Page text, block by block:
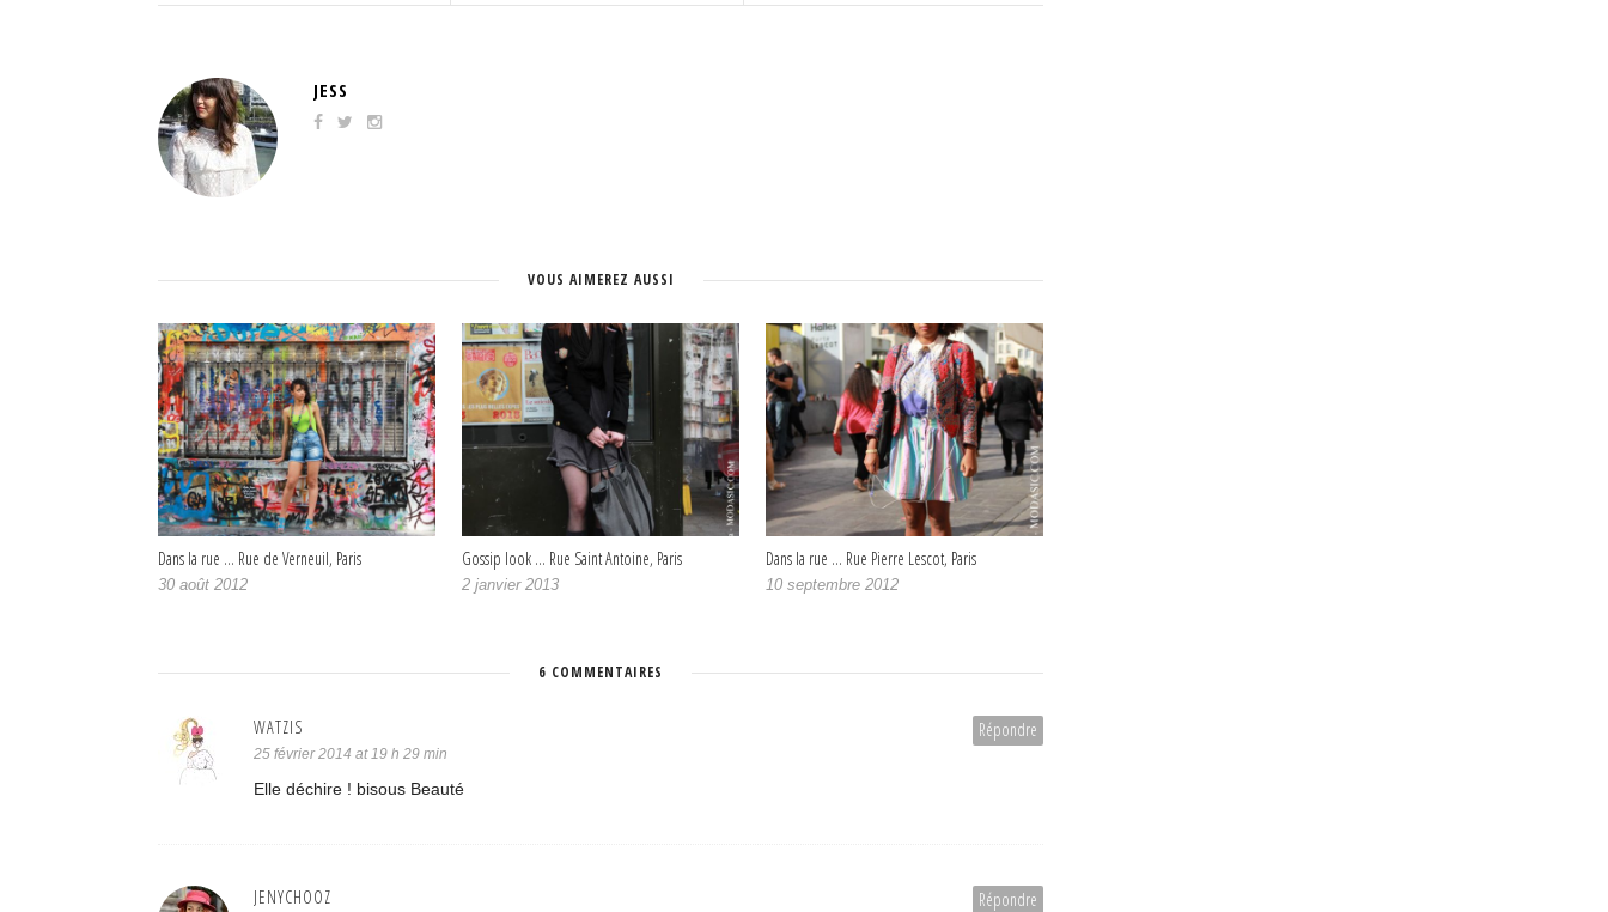
JESS
VOUS AIMEREZ AUSSI
Dans la rue … Rue de Verneuil, Paris
30 août 2012
Gossip look … Rue Saint Antoine, Paris
2 janvier 2013
Dans la rue … Rue Pierre Lescot, Paris
10 septembre 2012
6 COMMENTAIRES
Répondre
WATZIS
25 février 2014 at 19 h 29 min
Elle déchire ! bisous Beauté
Répondre
JENYCHOOZ